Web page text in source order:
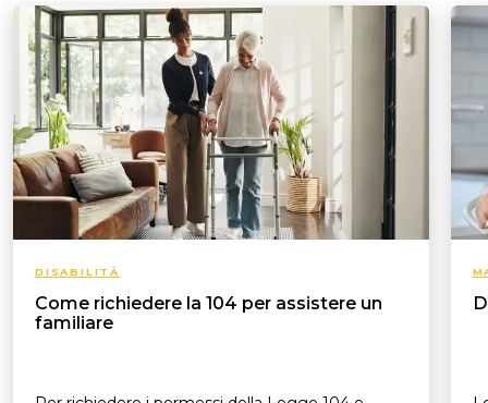
DISABILITÀ
Come richiedere la 104 per assistere un
familiare